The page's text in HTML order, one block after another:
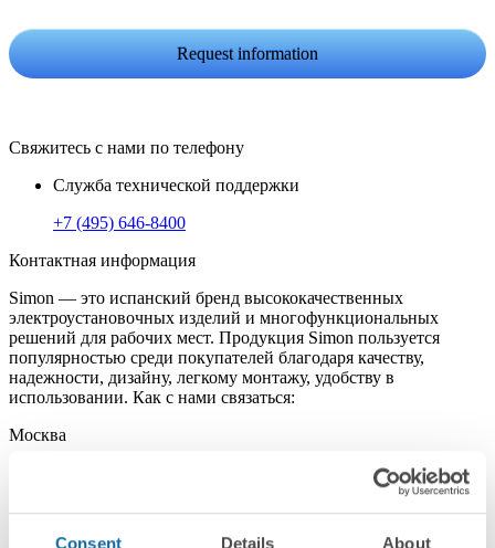
Consent Details About
Свяжитесь с нами по телефону
Служба технической поддержки
+7 (495) 646-8400
Контактная информация
Simon — это испанский бренд высококачественных
электроустановочных изделий и многофункциональных
решений для рабочих мест. Продукция Simon пользуется
популярностью среди покупателей благодаря качеству,
надежности, дизайну, легкому монтажу, удобству в
использовании. Как с нами связаться:
Москва
121357, г. Москва, ул. Верейская, д. 29, строение 134
+7 (495) 646-8400